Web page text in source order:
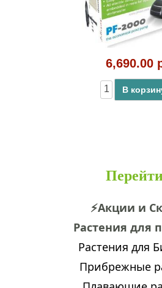
6,690.00
В
⚡Акции и
Растения для
Растения для
Прибрежные